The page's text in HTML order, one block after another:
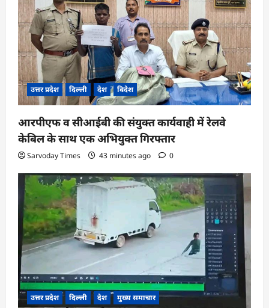
उत्तर प्रदेश दिल्ली देश विदेश
आरपीएफ व सीआईबी की संयुक्त कार्यवाही में रेलवे
केबिल के साथ एक अभियुक्त गिरफ्तार
Sarvoday Times 43 minutes ago 0
उत्तर प्रदेश दिल्ली देश मुख्य समाचार